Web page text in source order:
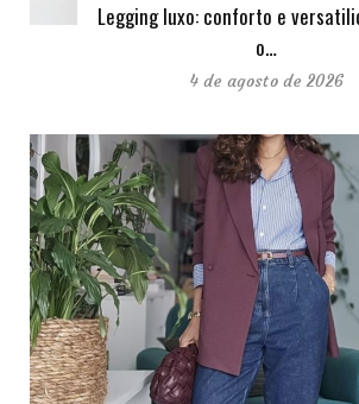
Legging luxo: conforto e
o…
4 de agosto de 2026